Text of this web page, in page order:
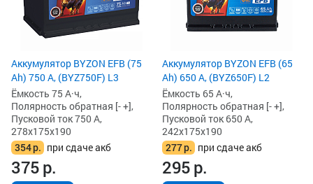
Аккумулятор BYZON EFB (75
Ah) 750 А, (BYZ750F) L3
Ёмкость 75 А·ч,
Полярность обратная [- +],
Пусковой ток 750 А,
278x175x190
354р. при сдаче акб
375р.
Аккумулятор BYZON EFB (65
Ah) 650 А, (BYZ650F) L2
Ёмкость 65 А·ч,
Полярность обратная [- +],
Пусковой ток 650 А,
242x175x190
277р. при сдаче акб
295р.